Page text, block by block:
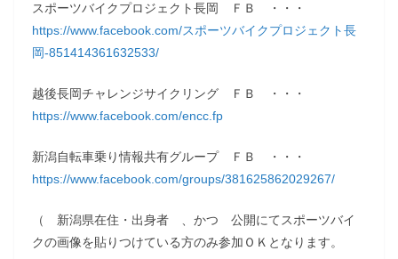
スポーツバイクプロジェクト長岡 ＦＢ ・・・
https://www.facebook.com/スポーツバイクプロジェクト長
岡-851414361632533/
越後長岡チャレンジサイクリング ＦＢ ・・・
https://www.facebook.com/encc.fp
新潟自転車乗り情報共有グループ ＦＢ ・・・
https://www.facebook.com/groups/381625862029267/
（ 新潟県在住・出身者 、かつ 公開にてスポーツバイ
クの画像を貼りつけている方のみ参加ＯＫとなります。